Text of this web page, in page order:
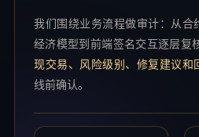
我们围绕业务流程做审计：从合
经济模型到前端签名交互逐层复
现交易、风险级别、修复建议和
线前确认。